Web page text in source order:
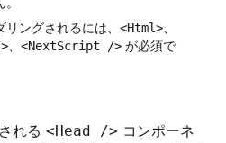
ングされるには、 <Html>
<NextScript /> が必須で
れる <Head /> コンポーネ